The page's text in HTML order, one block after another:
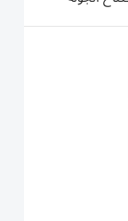
مرحلته
بقدرته